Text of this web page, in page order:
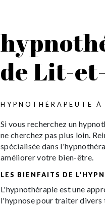
de Lit-
HYPNOTHÉRAPEUTE
Si vous recherchez un
ne cherchez pas plus loin.
spécialisée dans
améliorer votre bien-être.
LES BIENFAITS DE
L'hypnothérapie est une
l'hypnose pour traiter divers